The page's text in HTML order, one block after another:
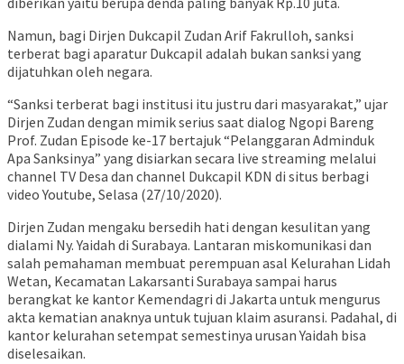
Namun, bagi Dirjen Dukcapil Zudan Arif Fakrulloh, sanksi
terberat bagi aparatur Dukcapil adalah bukan sanksi yang
dijatuhkan oleh negara.
“Sanksi terberat bagi institusi itu justru dari masyarakat,” ujar
Dirjen Zudan dengan mimik serius saat dialog Ngopi Bareng
Prof. Zudan Episode ke-17 bertajuk “Pelanggaran Adminduk
Apa Sanksinya” yang disiarkan secara live streaming melalui
channel TV Desa dan channel Dukcapil KDN di situs berbagi
video Youtube, Selasa (27/10/2020).
Dirjen Zudan mengaku bersedih hati dengan kesulitan yang
dialami Ny. Yaidah di Surabaya. Lantaran miskomunikasi dan
salah pemahaman membuat perempuan asal Kelurahan Lidah
Wetan, Kecamatan Lakarsanti Surabaya sampai harus
berangkat ke kantor Kemendagri di Jakarta untuk mengurus
akta kematian anaknya untuk tujuan klaim asuransi. Padahal, di
kantor kelurahan setempat semestinya urusan Yaidah bisa
diselesaikan.